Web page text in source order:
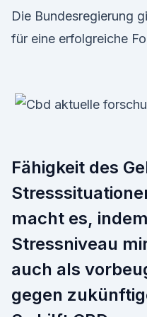
Die Bundesregierung
für eine erfolgreiche
Fähigkeit des
macht es,
Stressniveau
auch als
gegen